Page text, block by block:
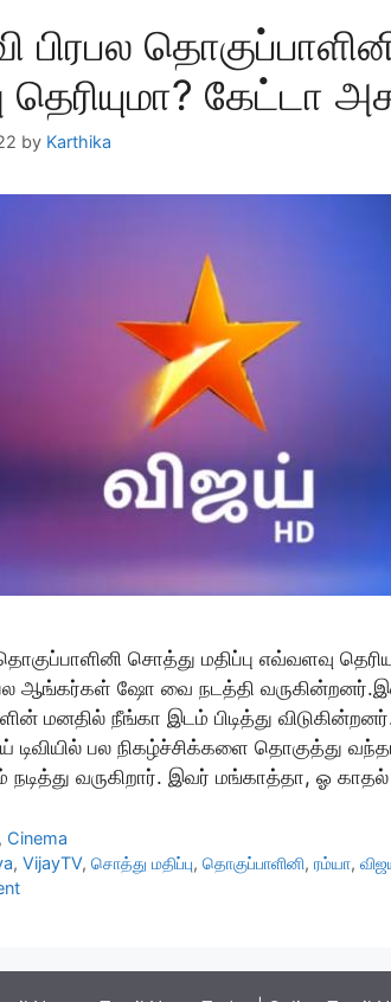
பிரபல
கேட்டா
by Karthika
தொகுப்பாளினி சொத்து மதிப்பு எவ்வளவு
பல ஆங்கர்கள் ஷோ வை நடத்தி
மனதில் நீங்கா இடம் பிடித்து
டிவியில் பல நிகழ்ச்சிக்களை தொகுத்து
நடித்து வருகிறார். இவர் மங்காத்தா, ஓ
, Cinema
,VijayTV,சொத்து மதிப்பு,தொகுப்பாளினி,ரம்யா,